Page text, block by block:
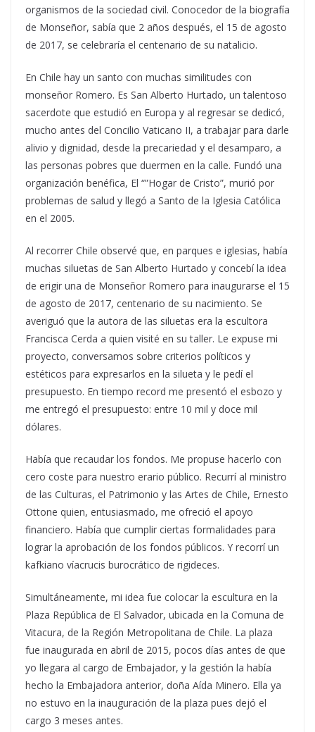
organismos de la sociedad civil. Conocedor de la biografía
de Monseñor, sabía que 2 años después, el 15 de agosto
de 2017, se celebraría el centenario de su natalicio.
En Chile hay un santo con muchas similitudes con
monseñor Romero. Es San Alberto Hurtado, un talentoso
sacerdote que estudió en Europa y al regresar se dedicó,
mucho antes del Concilio Vaticano II, a trabajar para darle
alivio y dignidad, desde la precariedad y el desamparo, a
las personas pobres que duermen en la calle. Fundó una
organización benéfica, El “”Hogar de Cristo”, murió por
problemas de salud y llegó a Santo de la Iglesia Católica
en el 2005.
Al recorrer Chile observé que, en parques e iglesias, había
muchas siluetas de San Alberto Hurtado y concebí la idea
de erigir una de Monseñor Romero para inaugurarse el 15
de agosto de 2017, centenario de su nacimiento. Se
averiguó que la autora de las siluetas era la escultora
Francisca Cerda a quien visité en su taller. Le expuse mi
proyecto, conversamos sobre criterios políticos y
estéticos para expresarlos en la silueta y le pedí el
presupuesto. En tiempo record me presentó el esbozo y
me entregó el presupuesto: entre 10 mil y doce mil
dólares.
Había que recaudar los fondos. Me propuse hacerlo con
cero coste para nuestro erario público. Recurrí al ministro
de las Culturas, el Patrimonio y las Artes de Chile, Ernesto
Ottone quien, entusiasmado, me ofreció el apoyo
financiero. Había que cumplir ciertas formalidades para
lograr la aprobación de los fondos públicos. Y recorrí un
kafkiano víacrucis burocrático de rigideces.
Simultáneamente, mi idea fue colocar la escultura en la
Plaza República de El Salvador, ubicada en la Comuna de
Vitacura, de la Región Metropolitana de Chile. La plaza
fue inaugurada en abril de 2015, pocos días antes de que
yo llegara al cargo de Embajador, y la gestión la había
hecho la Embajadora anterior, doña Aída Minero. Ella ya
no estuvo en la inauguración de la plaza pues dejó el
cargo 3 meses antes.